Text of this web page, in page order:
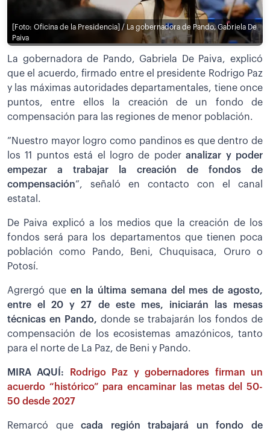
[Foto: Oficina de la Presidencia] / La gobernadora de Pando, Gabriela De
Paiva
La gobernadora de Pando, Gabriela De Paiva, explicó
que el acuerdo, firmado entre el presidente Rodrigo Paz
y las máximas autoridades departamentales, tiene once
puntos, entre ellos la creación de un fondo de
compensación para las regiones de menor población.
”Nuestro mayor logro como pandinos es que dentro de
los 11 puntos está el logro de poderanalizar y poder
empezar a trabajar la creación de fondos de
compensación”, señaló en contacto con el canal
estatal.
De Paiva explicó a los medios que la creación de los
fondos será para los departamentos que tienen poca
población como Pando, Beni, Chuquisaca, Oruro o
Potosí.
Agrergó queen la última semana del mes de agosto,
entre el 20 y 27 de este mes, iniciarán las mesas
técnicas en Pando, donde se trabajarán los fondos de
compensación de los ecosistemas amazónicos, tanto
para el norte de La Paz, de Beni y Pando.
MIRA AQUÍ:
Rodrigo Paz y gobernadores firman un
acuerdo “histórico” para encaminar las metas del 50-
50 desde 2027
Remarcó quecada región trabajará un fondo de